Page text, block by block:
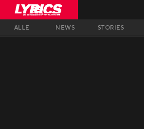
ALLE NEWS STORIES